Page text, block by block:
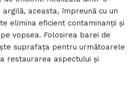
aceasta, împreună cu un
elimina eficient contaminanții și
vopsea. Folosirea barei de
suprafața pentru următoarele
restaurarea aspectului și